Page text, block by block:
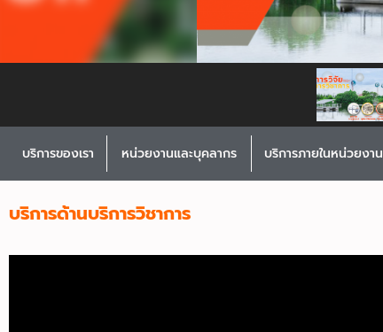
บริการของเรา หน่วยงานและบุคลากร บริการภายในหน่วยงาน
บริการด้านบริการวิชาการ